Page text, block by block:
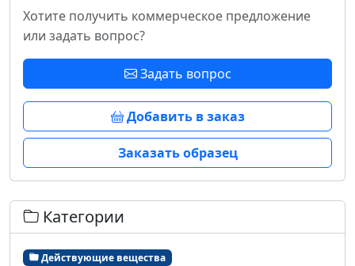
Хотите получить коммерческое предложение
или задать вопрос?
Задать вопрос
Добавить в заказ
Заказать образец
Категории
Действующие вещества